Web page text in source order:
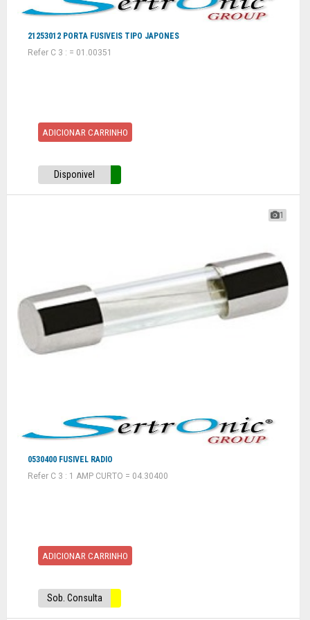
21253012 PORTA FUSIVEIS TIPO JAPONES
Refer C 3 : = 01.00351
ADICIONAR CARRINHO
Disponivel
1
0530400 FUSIVEL RADIO
Refer C 3 : 1 AMP CURTO = 04.30400
ADICIONAR CARRINHO
Sob. Consulta